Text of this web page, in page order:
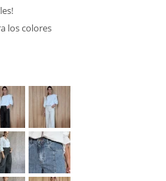
los colores